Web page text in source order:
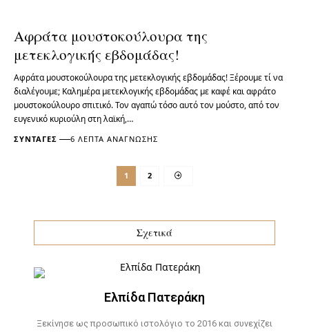
Αφράτα μουστοκούλουρα της
μετεκλογικής εβδομάδας!
Αφράτα μουστοκούλουρα της μετεκλογικής εβδομάδας! Ξέρουμε τί να
διαλέγουμε; Καλημέρα μετεκλογικής εβδομάδας με καφέ και αφράτο
μουστοκούλουρο σπιτικό. Τον αγαπώ τόσο αυτό τον μούστο, από τον
ευγενικό κυριούλη στη λαϊκή,…
ΣΥΝΤΑΓΈΣ 6 ΛΕΠΤΆ ΑΝΆΓΝΩΣΗΣ
1 2
Σχετικά
Ελπίδα Πατεράκη
Ξεκίνησε ως προσωπικό ιστολόγιο το 2016 και συνεχίζει